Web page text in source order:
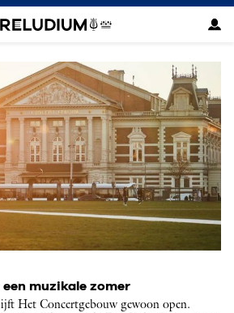
muzikale zomer
Het Concertgebouw gewoon open.